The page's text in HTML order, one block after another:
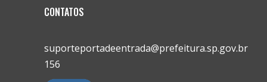
CONTATOS
suporteportadeentrada@prefeitura.sp.gov.br
156